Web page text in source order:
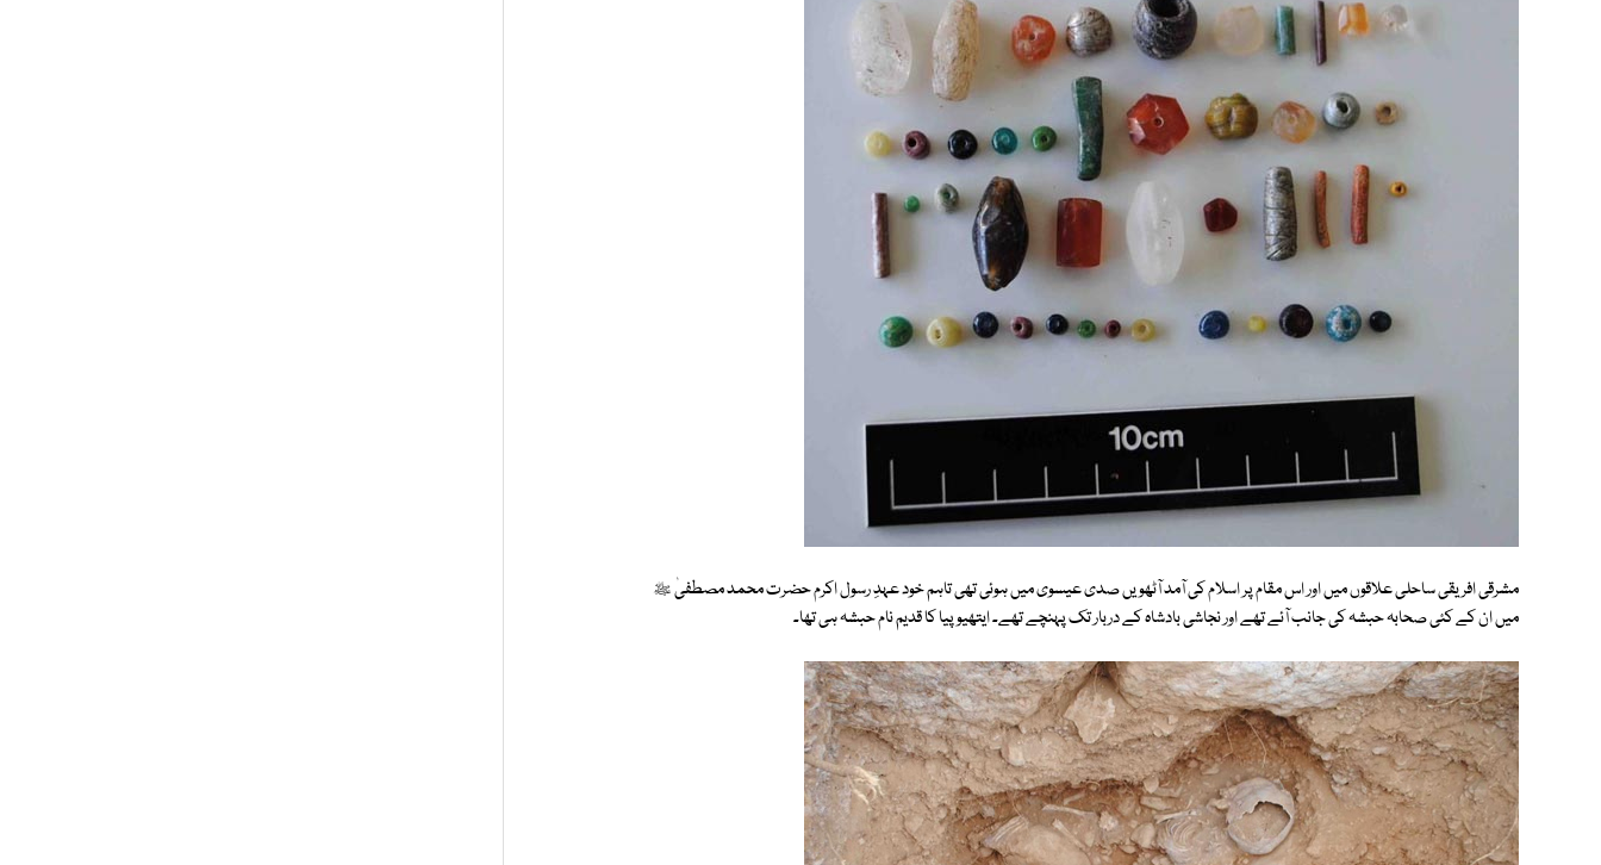
مشرقی افریقی ساحلی علاقوں میں اور اس مقام پر اسلام کی آمد آٹھویں صدی عیسوی میں ہوئی تھی تاہم خود عہدِ رسول اکرم حضرت محمد مصطفیٰ ﷺ
میں ان کے کئی صحابہ حبشہ کی جانب آئے تھے اور نجاشی بادشاہ کے دربار تک پہنچے تھے۔ ایتھیوپیا کا قدیم نام حبشہ ہی تھا۔